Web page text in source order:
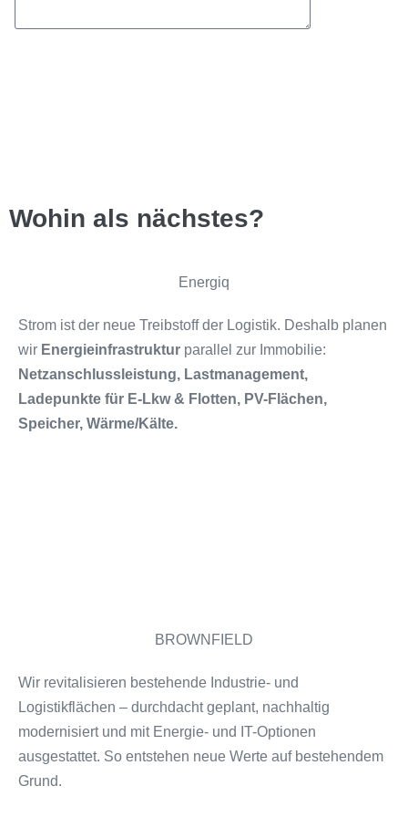
Wohin als nächstes?
Energiq
Strom ist der neue Treibstoff der Logistik. Deshalb planen
wir Energieinfrastruktur parallel zur Immobilie:
Netzanschlussleistung, Lastmanagement,
Ladepunkte für E-Lkw & Flotten, PV-Flächen,
Speicher, Wärme/Kälte.
BROWNFIELD
Wir revitalisieren bestehende Industrie- und
Logistikflächen – durchdacht geplant, nachhaltig
modernisiert und mit Energie- und IT-Optionen
ausgestattet. So entstehen neue Werte auf bestehendem
Grund.